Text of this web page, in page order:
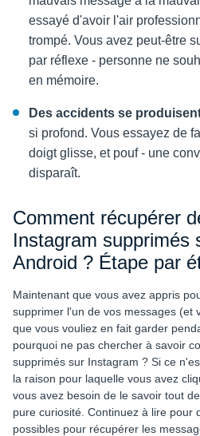
essayé d'avoir l'air
trompé. Vous avez peut-être
par réflexe - personne ne
en mémoire.
Des accidents se
si profond. Vous essayez de
doigt glisse, et pouf - une
disparaît.
Comment récupérer
Instagram supprimés
Android ? Étape par
Maintenant que vous avez appris
supprimer l'un de vos messages (et
que vous vouliez en fait garder
pourquoi ne pas chercher à savoir
supprimés sur Instagram ? Si ce
la raison pour laquelle vous avez
vous avez besoin de le savoir tout
pure curiosité. Continuez à lire pour
possibles pour récupérer les